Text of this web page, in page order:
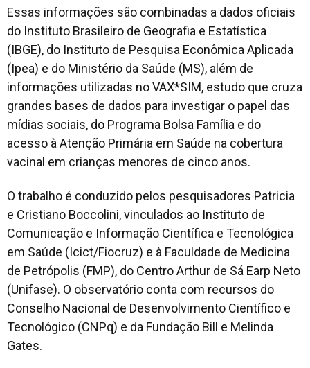
Essas informações são combinadas a dados oficiais
do Instituto Brasileiro de Geografia e Estatística
(IBGE), do Instituto de Pesquisa Econômica Aplicada
(Ipea) e do Ministério da Saúde (MS), além de
informações utilizadas no VAX*SIM, estudo que cruza
grandes bases de dados para investigar o papel das
mídias sociais, do Programa Bolsa Família e do
acesso à Atenção Primária em Saúde na cobertura
vacinal em crianças menores de cinco anos.
O trabalho é conduzido pelos pesquisadores Patricia
e Cristiano Boccolini, vinculados ao Instituto de
Comunicação e Informação Científica e Tecnológica
em Saúde (Icict/Fiocruz) e à Faculdade de Medicina
de Petrópolis (FMP), do Centro Arthur de Sá Earp Neto
(Unifase). O observatório conta com recursos do
Conselho Nacional de Desenvolvimento Científico e
Tecnológico (CNPq) e da Fundação Bill e Melinda
Gates.